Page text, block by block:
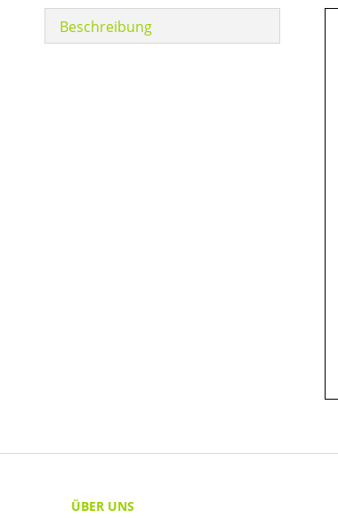
Beschreibung
ÜBER UNS